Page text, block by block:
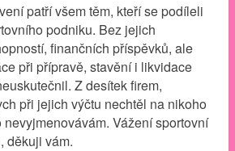
patří všem těm, kteří se podíleli
podniku. Bez jejich
finančních příspěvků, ale
při přípravě, stavění i likvidace
Z desítek firem,
při jejich výčtu nechtěl na nikoho
Vážení sportovní
děkuji vám.